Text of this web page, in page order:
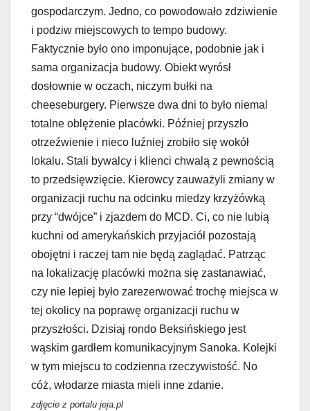
gospodarczym. Jedno, co powodowało zdziwienie
i podziw miejscowych to tempo budowy.
Faktycznie było ono imponujące, podobnie jak i
sama organizacja budowy. Obiekt wyrósł
dosłownie w oczach, niczym bułki na
cheeseburgery. Pierwsze dwa dni to było niemal
totalne oblężenie placówki. Później przyszło
otrzeźwienie i nieco luźniej zrobiło się wokół
lokalu. Stali bywalcy i klienci chwalą z pewnością
to przedsięwzięcie. Kierowcy zauważyli zmiany w
organizacji ruchu na odcinku miedzy krzyżówką
przy “dwójce” i zjazdem do MCD. Ci, co nie lubią
kuchni od amerykańskich przyjaciół pozostają
obojętni i raczej tam nie będą zaglądać. Patrząc
na lokalizację placówki można się zastanawiać,
czy nie lepiej było zarezerwować trochę miejsca w
tej okolicy na poprawę organizacji ruchu w
przyszłości. Dzisiaj rondo Beksińskiego jest
wąskim gardłem komunikacyjnym Sanoka. Kolejki
w tym miejscu to codzienna rzeczywistość. No
cóż, włodarze miasta mieli inne zdanie.
zdjęcie z portalu jeja.pl